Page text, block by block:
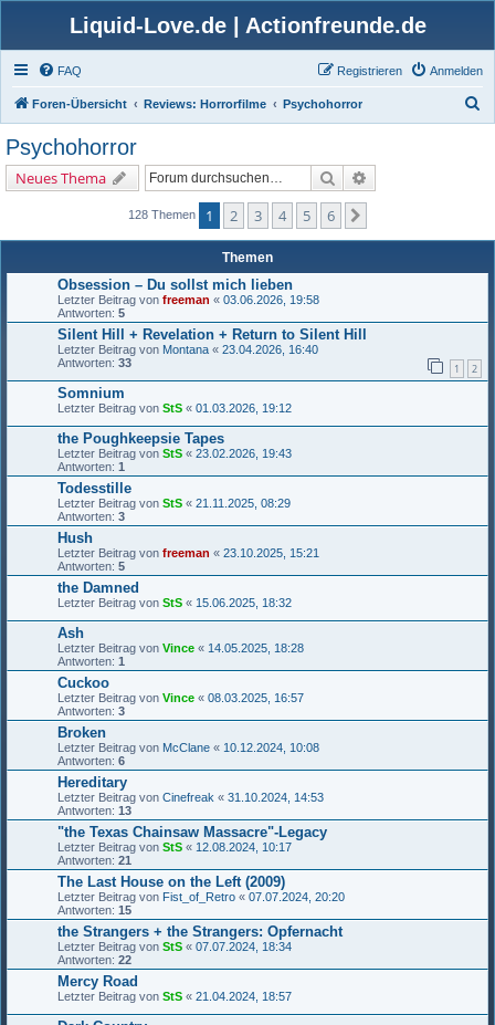
Liquid-Love.de | Actionfreunde.de
FAQ Anmelden
Registrieren
Foren-Übersicht Reviews: Horrorfilme Psychohorror
Psychohorror
Neues Thema Suche
128 Themen 1 2 3 4 5 6
Themen
Obsession – Du sollst mich lieben
Letzter Beitrag von freeman « 03.06.2026, 19:58
Antworten: 5
Silent Hill + Revelation + Return to Silent Hill
Letzter Beitrag von Montana « 23.04.2026, 16:40
Antworten: 33 1 2
Somnium
Letzter Beitrag von StS « 01.03.2026, 19:12
the Poughkeepsie Tapes
Letzter Beitrag von StS « 23.02.2026, 19:43
Antworten: 1
Todesstille
Letzter Beitrag von StS « 21.11.2025, 08:29
Antworten: 3
Hush
Letzter Beitrag von freeman « 23.10.2025, 15:21
Antworten: 5
the Damned
Letzter Beitrag von StS « 15.06.2025, 18:32
Ash
Letzter Beitrag von Vince « 14.05.2025, 18:28
Antworten: 1
Cuckoo
Letzter Beitrag von Vince « 08.03.2025, 16:57
Antworten: 3
Broken
Letzter Beitrag von McClane « 10.12.2024, 10:08
Antworten: 6
Hereditary
Letzter Beitrag von Cinefreak « 31.10.2024, 14:53
Antworten: 13
"the Texas Chainsaw Massacre"-Legacy
Letzter Beitrag von StS « 12.08.2024, 10:17
Antworten: 21
The Last House on the Left (2009)
Letzter Beitrag von Fist_of_Retro « 07.07.2024, 20:20
Antworten: 15
the Strangers + the Strangers: Opfernacht
Letzter Beitrag von StS « 07.07.2024, 18:34
Antworten: 22
Mercy Road
Letzter Beitrag von StS « 21.04.2024, 18:57